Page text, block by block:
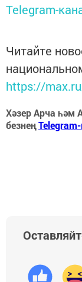
Telegram-
Читайте
https://
Хәзер Арча һәм
безнең